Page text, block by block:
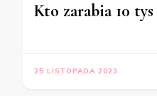
Kto zarabia 10
25 LISTOPADA 2023